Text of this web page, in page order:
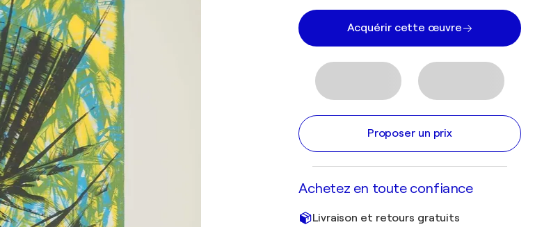
Acquérir cette œuvre
Proposer un prix
Achetez en toute confiance
Livraison et retours gratuits